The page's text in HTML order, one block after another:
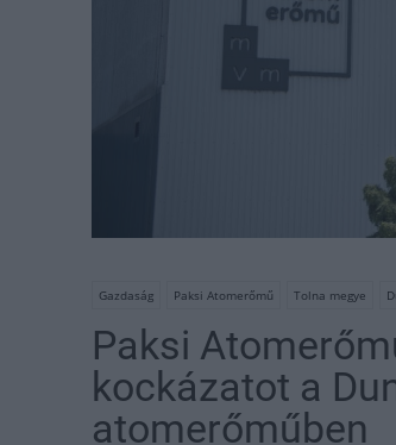
Gazdaság Paksi Atomerőmű Tolna megye
Paksi
kockázatot a
atomerőműben